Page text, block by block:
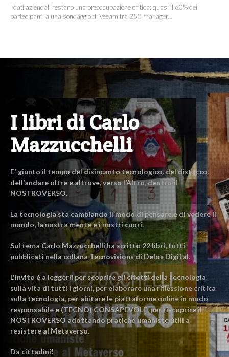
I dati aziendali restano una preoccupazione critica: quasi il 60% dei
partecipanti a una sondaggio di Veeam tra 250 manager...
I libri di Carlo
Mazzucchelli
E' giunto il tempo del disincanto tecnologico, del distacco,
dell’andare oltre e altrove, verso l’Altro, dentro il
NOSTROVERSO.
La tecnologia sta cambiando il modo di pensare e di vedere il
mondo, la nostra mente e i nostri cuori.
Sul tema Carlo Mazzucchelli ha scritto 22 libri, tutti
pubblicati nella collana Tecnovisions di Delos Digital.
L'invito è a leggerli per scoprire gli effetti della tecnologia
sulla vita di tutti i giorni, per elaborare una riflessione critica
sulla tecnologia, per abitare le piattaforme online in modo
responsabile e (TECNO) CONSAPEVOLE, per riscoprire il
NOSTROVERSO adottando pratiche umaniste utili a
resistere al Metaverso.
Da cittadini!